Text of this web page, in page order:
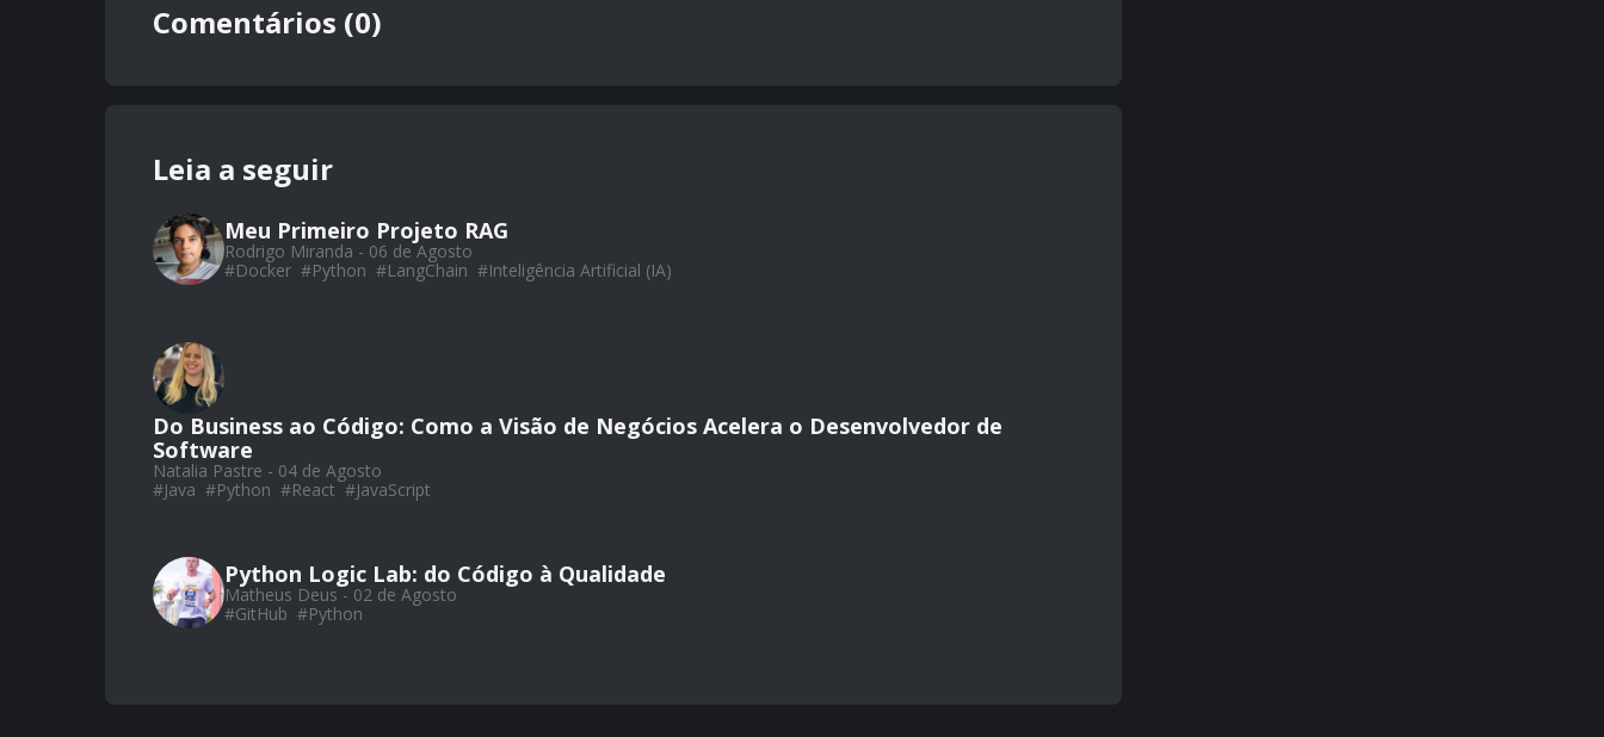
Comentários (0)
Leia a seguir
Meu Primeiro Projeto RAG
Rodrigo Miranda - 06 de Agosto
#Docker #Python #LangChain #Inteligência Artificial (IA)
Do Business ao Código: Como a Visão de Negócios Acelera o Desenvolvedor de
Software
Natalia Pastre - 04 de Agosto
#Java #Python #React #JavaScript
Python Logic Lab: do Código à Qualidade
Matheus Deus - 02 de Agosto
#GitHub #Python